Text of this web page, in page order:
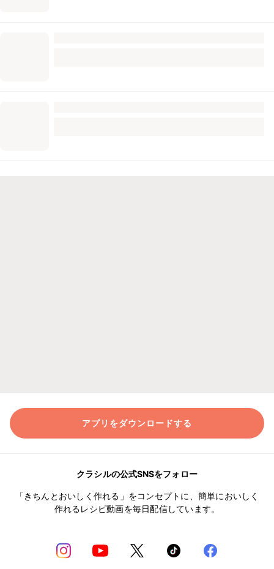
アプリをダウンロードする
クラシルの公式SNSをフォロー
「きちんとおいしく作れる」をコンセプトに、簡単においしく
作れるレシピ動画を毎日配信しています。